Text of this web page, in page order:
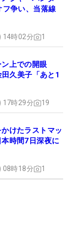
争い、当落線
14時02分 1
上での開眼
久美子「あと1
17時29分 19
けたラストマッ
時間7日深夜に
08時18分 1